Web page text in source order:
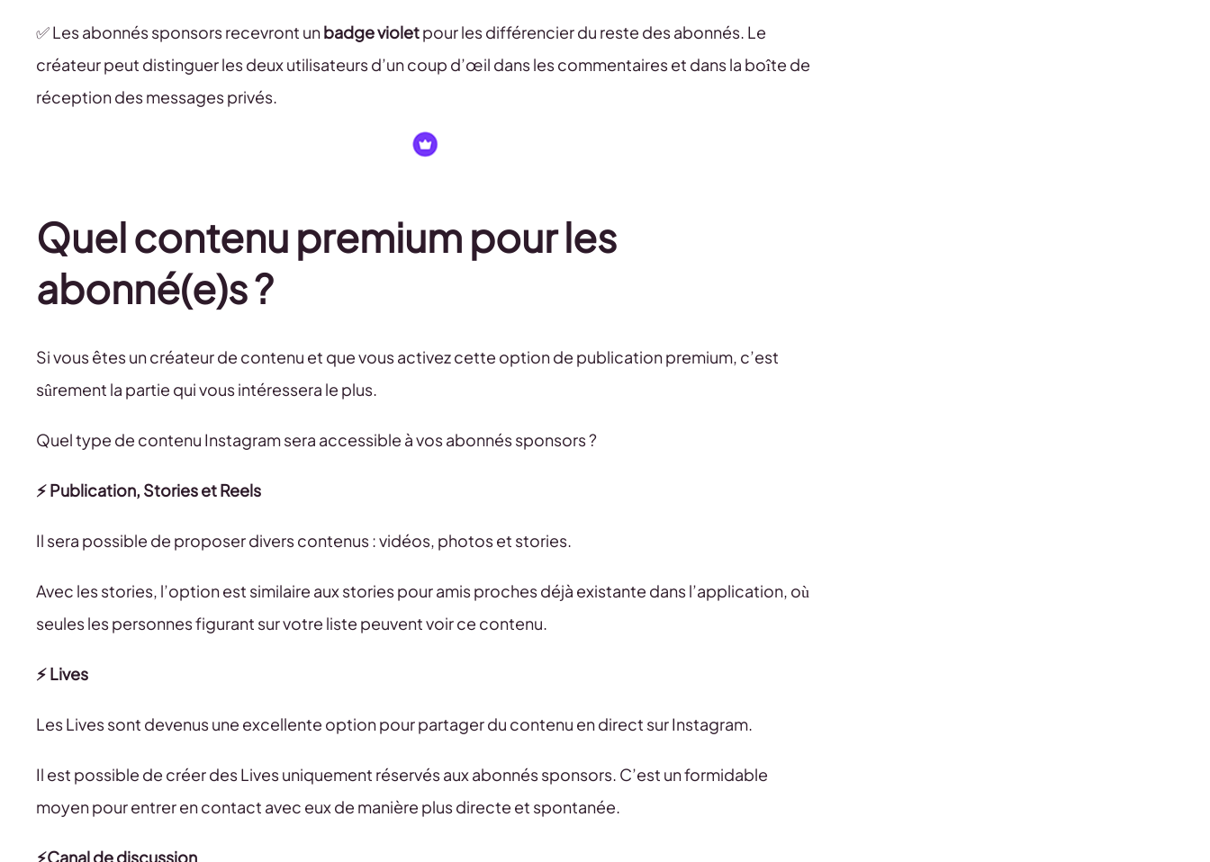
✅ Les abonnés sponsors recevront unbadge violetpour les différencier du reste des abonnés. Le
créateur peut distinguer les deux utilisateurs d’un coup d’œil dans les commentaires et dans la boîte de
réception des messages privés.
Quel contenu premium pour les
abonné(e)s ?
Si vous êtes un créateur de contenu et que vous activez cette option de publication premium, c’est
sûrement la partie qui vous intéressera le plus.
Quel type de contenu Instagram sera accessible à vos abonnés sponsors ?
⚡️ Publication, Stories et Reels
Il sera possible de proposer divers contenus : vidéos, photos et stories.
Avec les stories, l’option est similaire aux stories pour amis proches déjà existante dans l’application, où
seules les personnes figurant sur votre liste peuvent voir ce contenu.
⚡️ Lives
Les Lives sont devenus une excellente option pour partager du contenu en direct sur Instagram.
Il est possible de créer des Lives uniquement réservés aux abonnés sponsors. C’est un formidable
moyen pour entrer en contact avec eux de manière plus directe et spontanée.
⚡️Canal de discussion